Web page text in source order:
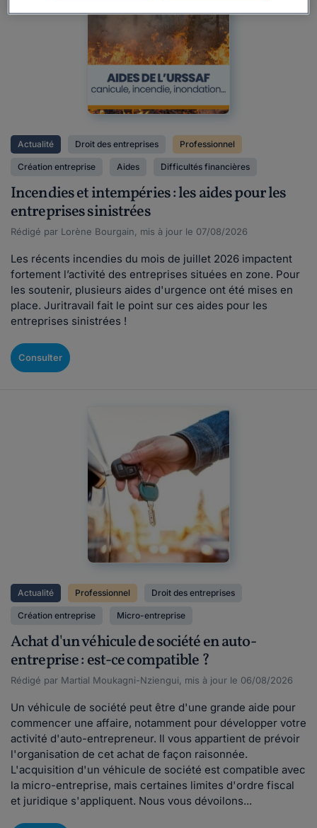
Actualité Droit des entreprises Professionnel
Création entreprise Aides Difficultés financières
Incendies et intempéries : les aides pour les
entreprises sinistrées
Rédigé par Lorène Bourgain, mis à jour le 07/08/2026
Les récents incendies du mois de juillet 2026 impactent
fortement l’activité des entreprises situées en zone. Pour
les soutenir, plusieurs aides d'urgence ont été mises en
place. Juritravail fait le point sur ces aides pour les
entreprises sinistrées !
Consulter
Actualité Professionnel Droit des entreprises
Création entreprise Micro-entreprise
Achat d'un véhicule de société en auto-
entreprise : est-ce compatible ?
Rédigé par Martial Moukagni-Nziengui, mis à jour le 06/08/2026
Un véhicule de société peut être d'une grande aide pour
commencer une affaire, notamment pour développer votre
activité d'auto-entrepreneur. Il vous appartient de prévoir
l'organisation de cet achat de façon raisonnée.
L'acquisition d'un véhicule de société est compatible avec
la micro-entreprise, mais certaines limites d'ordre fiscal
et juridique s'appliquent. Nous vous dévoilons...